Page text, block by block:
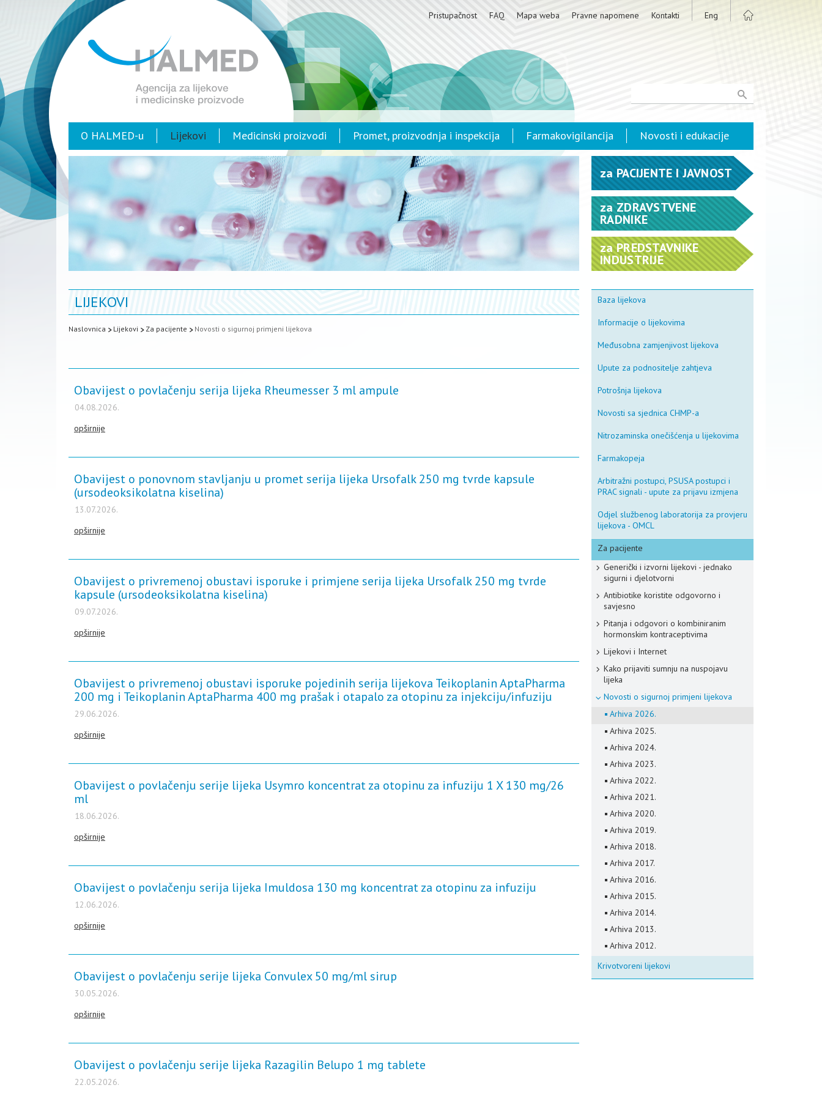
Pristupačnost FAQ Mapa weba Pravne napomene Kontakti Eng
O HALMED-u Lijekovi Medicinski proizvodi Promet, proizvodnja i inspekcija Farmakovigilancija Novosti i edukacije
LIJEKOVI
Naslovnica Lijekovi Za pacijente Novosti o sigurnoj primjeni lijekova
Obavijest o povlačenju serija lijeka Rheumesser 3 ml ampule
04.08.2026.
opširnije
Obavijest o ponovnom stavljanju u promet serija lijeka Ursofalk 250 mg tvrde kapsule
(ursodeoksikolatna kiselina)
13.07.2026.
opširnije
Obavijest o privremenoj obustavi isporuke i primjene serija lijeka Ursofalk 250 mg tvrde
kapsule (ursodeoksikolatna kiselina)
09.07.2026.
opširnije
Obavijest o privremenoj obustavi isporuke pojedinih serija lijekova Teikoplanin AptaPharma
200 mg i Teikoplanin AptaPharma 400 mg prašak i otapalo za otopinu za injekciju/infuziju
29.06.2026.
opširnije
Obavijest o povlačenju serije lijeka Usymro koncentrat za otopinu za infuziju 1 X 130 mg/26
ml
18.06.2026.
opširnije
Obavijest o povlačenju serija lijeka Imuldosa 130 mg koncentrat za otopinu za infuziju
12.06.2026.
opširnije
Obavijest o povlačenju serije lijeka Convulex 50 mg/ml sirup
30.05.2026.
opširnije
Obavijest o povlačenju serije lijeka Razagilin Belupo 1 mg tablete
22.05.2026.
za PACIJENTE I JAVNOST
za ZDRAVSTVENE
RADNIKE
zaPREDSTAVNIKE
INDUSTRIJE
Baza lijekova
Informacije o lijekovima
Međusobna zamjenjivost lijekova
Upute za podnositelje zahtjeva
Potrošnja lijekova
Novosti sa sjednica CHMP-a
Nitrozaminska onečišćenja u lijekovima
Farmakopeja
Arbitražni postupci, PSUSA postupci i
PRAC signali - upute za prijavu izmjena
Odjel službenog laboratorija za provjeru
lijekova - OMCL
Za pacijente
Generički i izvorni lijekovi - jednako
sigurni i djelotvorni
Antibiotike koristite odgovorno i
savjesno
Pitanja i odgovori o kombiniranim
hormonskim kontraceptivima
Lijekovi i Internet
Kako prijaviti sumnju na nuspojavu
lijeka
Novosti o sigurnoj primjeni lijekova
Arhiva 2026.
Arhiva 2025.
Arhiva 2024.
Arhiva 2023.
Arhiva 2022.
Arhiva 2021.
Arhiva 2020.
Arhiva 2019.
Arhiva 2018.
Arhiva 2017.
Arhiva 2016.
Arhiva 2015.
Arhiva 2014.
Arhiva 2013.
Arhiva 2012.
Krivotvoreni lijekovi